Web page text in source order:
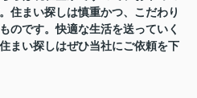
住まい探しは慎重かつ、こだわり
のです。快適な生活を送っていく
まい探しはぜひ当社にご依頼を下